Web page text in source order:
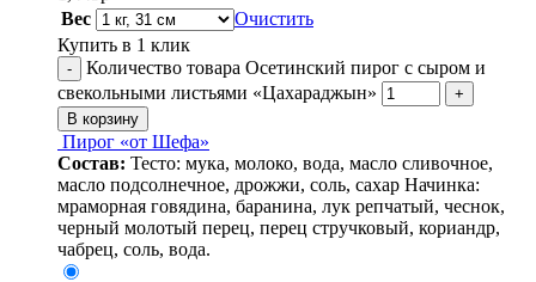
Вес
Очистить
Купить в 1 клик
-
Количество товара Осетинский пирог с сыром и
свекольными листьями «Цахараджын»
+
В корзину
Пирог «от Шефа»
Состав: Тесто: мука, молоко, вода, масло сливочное,
масло подсолнечное, дрожжи, соль, сахар Начинка:
мраморная говядина, баранина, лук репчатый, чеснок,
черный молотый перец, перец стручковый, кориандр,
чабрец, соль, вода.